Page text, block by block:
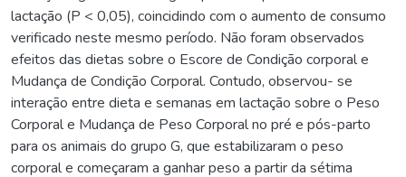
lactação (P < 0,05), coincidindo com o aumento de consumo
verificado neste mesmo período. Não foram observados
efeitos das dietas sobre o Escore de Condição corporal e
Mudança de Condição Corporal. Contudo, observou- se
interação entre dieta e semanas em lactação sobre o Peso
Corporal e Mudança de Peso Corporal no pré e pós-parto
para os animais do grupo G, que estabilizaram o peso
corporal e começaram a ganhar peso a partir da sétima